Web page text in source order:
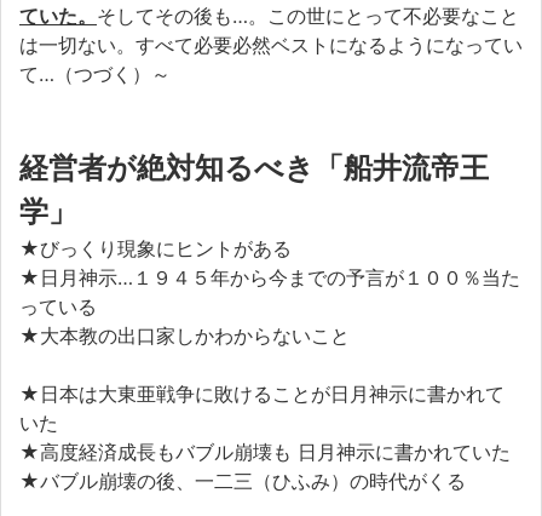
ていた。 そしてその後も…。この世にとって不必要なこと
は一切ない。すべて必要必然ベストになるようになってい
て…（つづく）～
経営者が絶対知るべき「船井流帝王
学」
★びっくり現象にヒントがある
★日月神示…１９４５年から今までの予言が１００％当た
っている
★大本教の出口家しかわからないこと
★日本は大東亜戦争に敗けることが日月神示に書かれて
いた
★高度経済成長もバブル崩壊も 日月神示に書かれていた
★バブル崩壊の後、一二三（ひふみ）の時代がくる